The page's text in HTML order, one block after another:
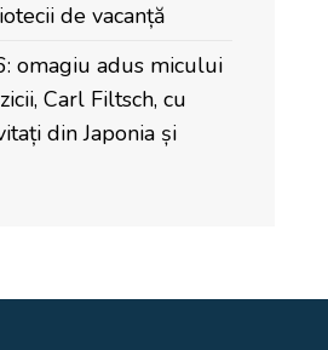
de vacanță
omagiu adus micului
Carl Filtsch, cu
din Japonia și